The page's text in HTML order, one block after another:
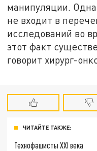
манипуляции.
не входит в
исследований во
этот факт
говорит хирург-
ЧИТАЙТЕ ТАКЖЕ:
Технофашисты XXI века